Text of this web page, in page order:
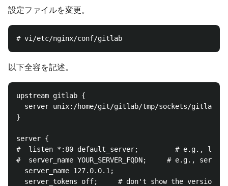
設定ファイルを変更。
以下全容を記述。
upstream gitlab {
server unix:/home/git/gitlab/tmp/sockets/
}
server {
#  listen *:80 default_server;         # e.g., listen
#  server_name YOUR_SERVER_FQDN;     # e.g.,
  server_name 127.0.0.1;
server_tokens off;     # don't show the version